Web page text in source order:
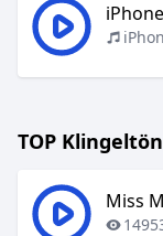
TOP
Miss